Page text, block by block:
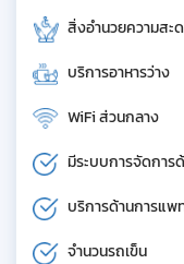
สิ่งอำนวยความส
บริการอาหารว่าง
WiFi ส่วนกลาง
มีระบบการจัดการ
บริการด้านการแพ
จำนวนรถเข็น